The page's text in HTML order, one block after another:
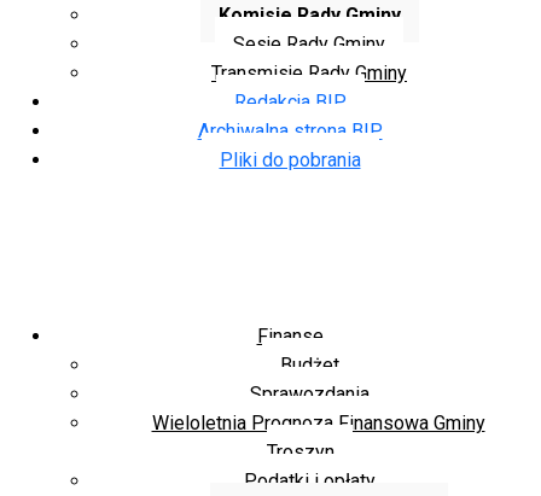
Komisje Rady Gminy
Sesje Rady Gminy
Transmisje Rady Gminy
Redakcja BIP
Archiwalna strona BIP
Pliki do pobrania
Finanse
Budżet
Sprawozdania
Wieloletnia Prognoza Finansowa Gminy
Troszyn
Podatki i opłaty